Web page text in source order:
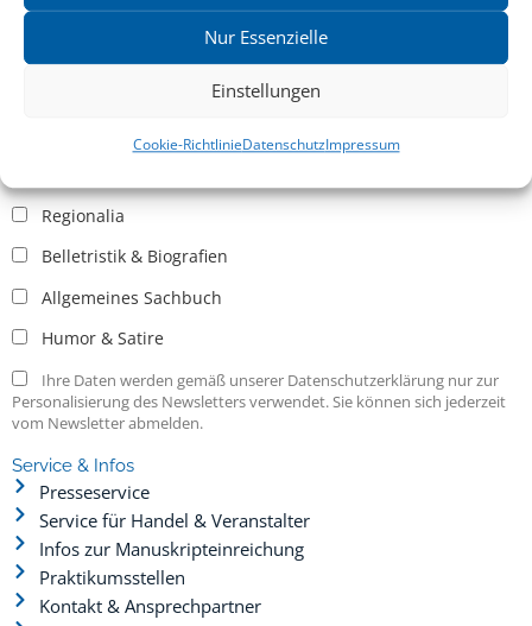
Nur Essenzielle
Einstellungen
Cookie-RichtlinieDatenschutzImpressum
Kritische Theorie / Philosophie
Regionalia
Belletristik & Biografien
Allgemeines Sachbuch
Humor & Satire
Ihre Daten werden gemäß unserer Datenschutzerklärung nur zur
Personalisierung des Newsletters verwendet. Sie können sich jederzeit
vom Newsletter abmelden.
Service & Infos
Presseservice
Service für Handel & Veranstalter
Infos zur Manuskripteinreichung
Praktikumsstellen
Kontakt & Ansprechpartner